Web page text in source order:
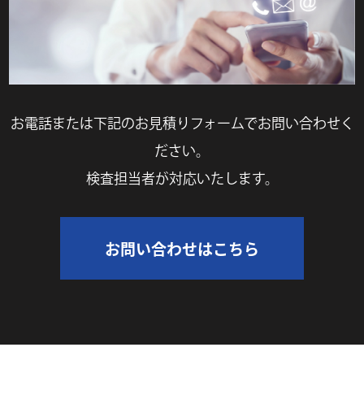
お電話または下記のお見積りフォームでお問い合わせく
ださい。
検査担当者が対応いたします。
お問い合わせはこちら